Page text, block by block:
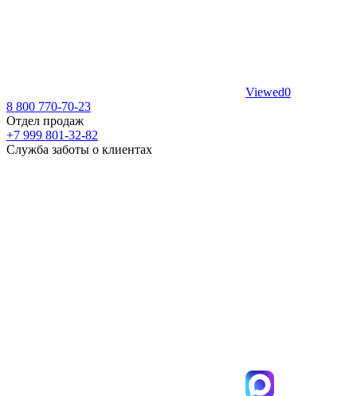
Viewed0
8 800 770-70-23
Отдел продаж
+7 999 801-32-82
Служба заботы о клиентах